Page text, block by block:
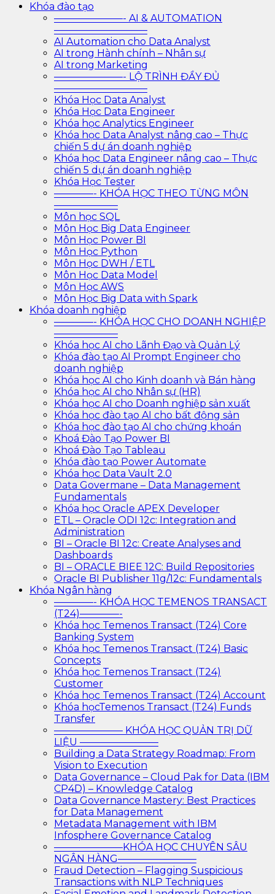
Khóa đào tạo
———————- AI & AUTOMATION
—————————–
AI Automation cho Data Analyst
AI trong Hành chính – Nhân sự
AI trong Marketing
———————- LỘ TRÌNH ĐẦY ĐỦ
—————————–
Khóa Học Data Analyst
Khóa Học Data Engineer
Khóa học Analytics Engineer
Khóa học Data Analyst nâng cao – Thực
chiến 5 dự án doanh nghiệp
Khóa học Data Engineer nâng cao – Thực
chiến 5 dự án doanh nghiệp
Khóa Học Tester
————- KHÓA HỌC THEO TỪNG MÔN
——————–
Môn học SQL
Môn Học Big Data Engineer
Môn Học Power BI
Môn Học Python
Môn Học DWH / ETL
Môn Học Data Model
Môn Học AWS
Môn Học Big Data with Spark
Khóa doanh nghiệp
————- KHÓA HỌC CHO DOANH NGHIỆP
——————–
Khóa học AI cho Lãnh Đạo và Quản Lý
Khóa đào tạo AI Prompt Engineer cho
doanh nghiệp
Khóa học AI cho Kinh doanh và Bán hàng
Khóa học AI cho Nhân sự (HR)
Khóa học AI cho Doanh nghiệp sản xuất
Khóa học đào tạo AI cho bất động sản
Khóa học đào tạo AI cho chứng khoán
Khoá Đào Tạo Power BI
Khoá Đào Tạo Tableau
Khóa đào tạo Power Automate
Khóa học Data Vault 2.0
Data Govermane – Data Management
Fundamentals
Khóa học Oracle APEX Developer
ETL – Oracle ODI 12c: Integration and
Administration
BI – Oracle BI 12c: Create Analyses and
Dashboards
BI – ORACLE BIEE 12C: Build Repositories
Oracle BI Publisher 11g/12c: Fundamentals
Khóa Ngân hàng
————- KHÓA HỌC TEMENOS TRANSACT
(T24)————-
Khóa học Temenos Transact (T24) Core
Banking System
Khóa học Temenos Transact (T24) Basic
Concepts
Khóa học Temenos Transact (T24)
Customer
Khóa học Temenos Transact (T24) Account
Khóa họcTemenos Transact (T24) Funds
Transfer
——————— KHÓA HỌC QUẢN TRỊ DỮ
LIỆU ————————
Building a Data Strategy Roadmap: From
Vision to Execution
Data Governance – Cloud Pak for Data (IBM
CP4D) – Knowledge Catalog
Data Governance Mastery: Best Practices
for Data Management
Metadata Management with IBM
Infosphere Governance Catalog
———————KHÓA HỌC CHUYÊN SÂU
NGÂN HÀNG————————
Fraud Detection – Flagging Suspicious
Transactions with NLP Techniques